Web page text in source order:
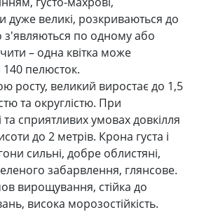
дуже великі, розкриваються до
з'являються по одному або
– одна квітка може
140 пелюсток.
росту, великий виростає до 1,5
та округлістю. При
сприятливих умовах довкілля
до 2 метрів. Крона густа і
сильні, добре облистяні,
забарвлення, глянсове.
вирощування, стійка до
висока морозостійкість.